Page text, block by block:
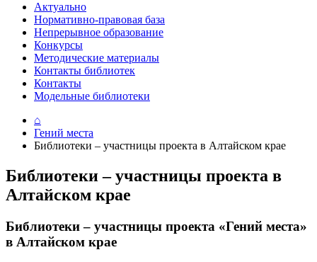
Актуально
Нормативно-правовая база
Непрерывное образование
Конкурсы
Методические материалы
Контакты библиотек
Контакты
Модельные библиотеки
⌂
Гений места
Библиотеки – участницы проекта в Алтайском крае
Библиотеки – участницы проекта в
Алтайском крае
Библиотеки – участницы проекта «Гений места»
в Алтайском крае